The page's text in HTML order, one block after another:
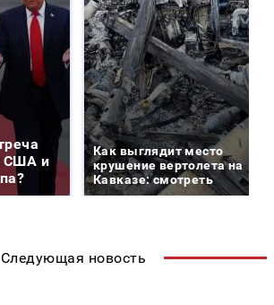
США и
Как выглядит место
крушение вертолета на
Кавказе: смотреть
Следующая новость